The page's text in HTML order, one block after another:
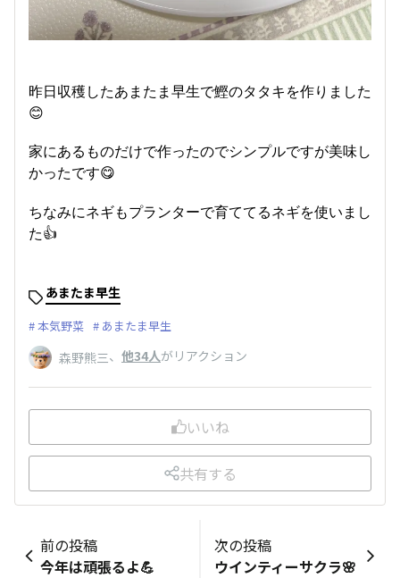
昨日収穫したあまたま早生で鰹のタタキを作りました
😊
家にあるものだけで作ったのでシンプルですが美味し
かったです😋
ちなみにネギもプランターで育ててるネギを使いまし
た👍
あまたま早生
本気野菜 あまたま早生
森野熊三、 他34人がリアクション
いいね
共有する
前の投稿
今年は頑張るよ💪
次の投稿
ウインティーサクラ🌸